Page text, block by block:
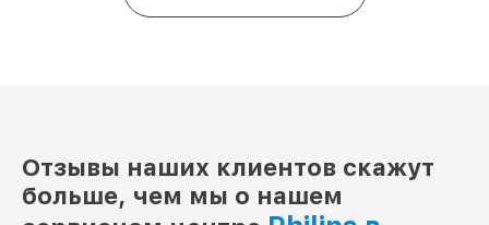
Отзывы наших клиентов скажут
больше, чем мы о нашем